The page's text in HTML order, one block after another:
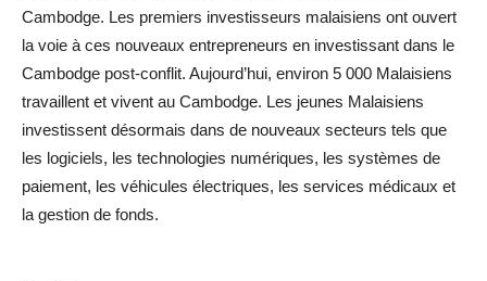
Cambodge. Les premiers investisseurs malaisiens ont ouvert
la voie à ces nouveaux entrepreneurs en investissant dans le
Cambodge post-conflit. Aujourd’hui, environ 5 000 Malaisiens
travaillent et vivent au Cambodge. Les jeunes Malaisiens
investissent désormais dans de nouveaux secteurs tels que
les logiciels, les technologies numériques, les systèmes de
paiement, les véhicules électriques, les services médicaux et
la gestion de fonds.